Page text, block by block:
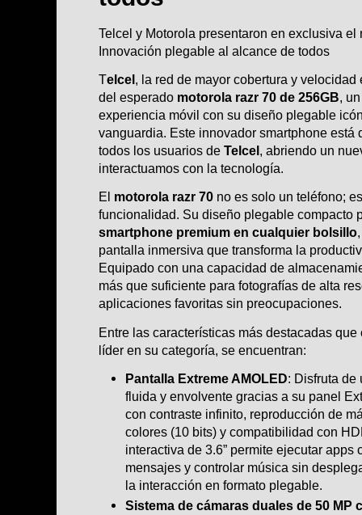
Telcel y Motorola presentaron en exclusiva el
Innovación plegable al alcance de todos
Telcel, la red de mayor cobertura y
del esperado motorola razr 70 de 256GB,
experiencia móvil con su diseño plegable
vanguardia. Este innovador smartphone
todos los usuarios de Telcel, abriendo un
interactuamos con la tecnología.
El motorola razr 70 no es solo un teléfono;
funcionalidad. Su diseño plegable compacto
smartphone premium en cualquier bolsillo
pantalla inmersiva que transforma la
Equipado con una capacidad de
más que suficiente para fotografías de alta
aplicaciones favoritas sin preocupaciones.
Entre las características más destacadas
líder en su categoría, se encuentran:
Pantalla Extreme AMOLED: Disfruta de
fluida y envolvente gracias a su panel
con contraste infinito, reproducción de
colores (10 bits) y compatibilidad con
interactiva de 3.6” permite ejecutar apps
mensajes y controlar música sin
la interacción en formato plegable.
Sistema de cámaras duales de 50 MP